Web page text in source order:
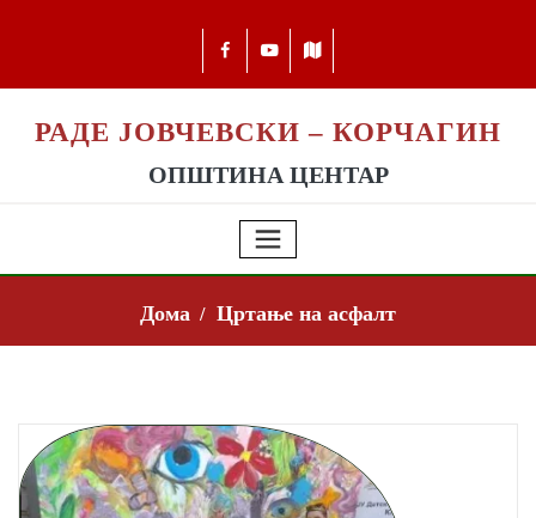
РАДЕ ЈОВЧЕВСКИ – КОРЧАГИН
ОПШТИНА ЦЕНТАР
Дома Цртање на асфалт